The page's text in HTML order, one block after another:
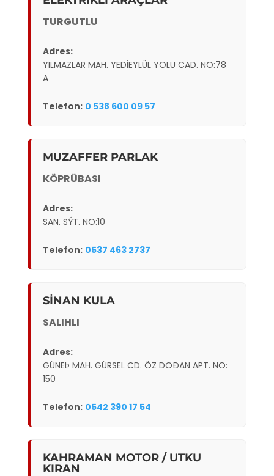
TURGUTLU
Adres:
YILMAZLAR MAH. YEDİEYLÜL YOLU CAD. NO:78
A
Telefon: 0 538 600 09 57
MUZAFFER PARLAK
KÖPRÜBASI
Adres:
SAN. SÝT. NO:10
Telefon: 0537 463 2737
SİNAN KULA
SALIHLI
Adres:
GÜNEÞ MAH. GÜRSEL CD. ÖZ DOÐAN APT. NO:
150
Telefon: 0542 390 17 54
KAHRAMAN MOTOR / UTKU
KIRAN